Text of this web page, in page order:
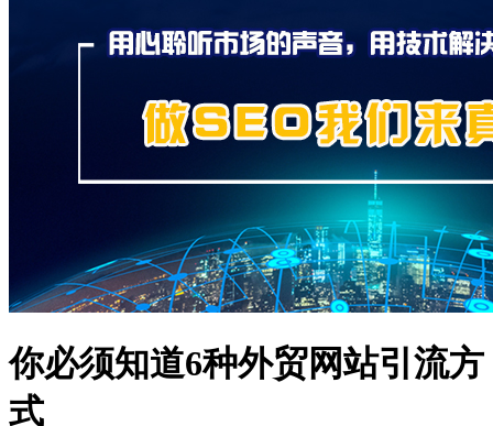
你必须知道6种外贸网站引流方
式